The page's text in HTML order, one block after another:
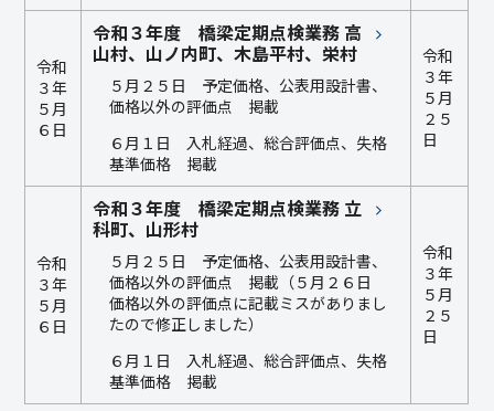
令和
３年
５月
６日
令和３年度 橋梁定期点検業務 高
山村、山ノ内町、木島平村、栄村
５月２５日 予定価格、公表用設計書、
価格以外の評価点 掲載
６月１日 入札経過、総合評価点、失格
基準価格 掲載
令和
３年
５月
２５
日
令和
３年
５月
６日
令和３年度 橋梁定期点検業務 立
科町、山形村
５月２５日 予定価格、公表用設計書、
価格以外の評価点 掲載（５月２６日
価格以外の評価点に記載ミスがありまし
たので修正しました）
６月１日 入札経過、総合評価点、失格
基準価格 掲載
令和
３年
５月
２５
日